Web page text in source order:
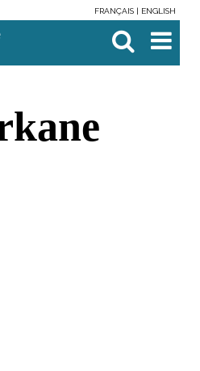
FRANÇAIS ENGLISH

avancée…